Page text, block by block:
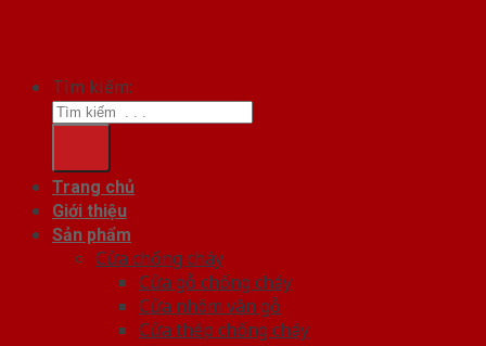
Tìm kiếm:
Trang chủ
Giới thiệu
Sản phẩm
Cửa chống cháy
Cửa gỗ chống cháy
Cửa nhôm vân gỗ
Cửa thép chống cháy